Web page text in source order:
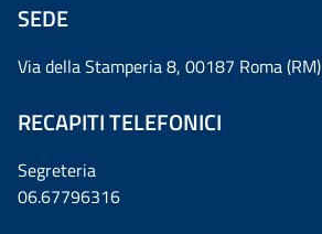
SEDE
Via della Stamperia 8, 00187 Roma (RM)
RECAPITI TELEFONICI
Segreteria
06.67796316